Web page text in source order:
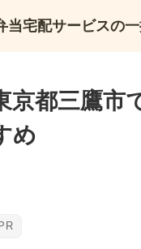
当宅配サービスの
京都三鷹市
め